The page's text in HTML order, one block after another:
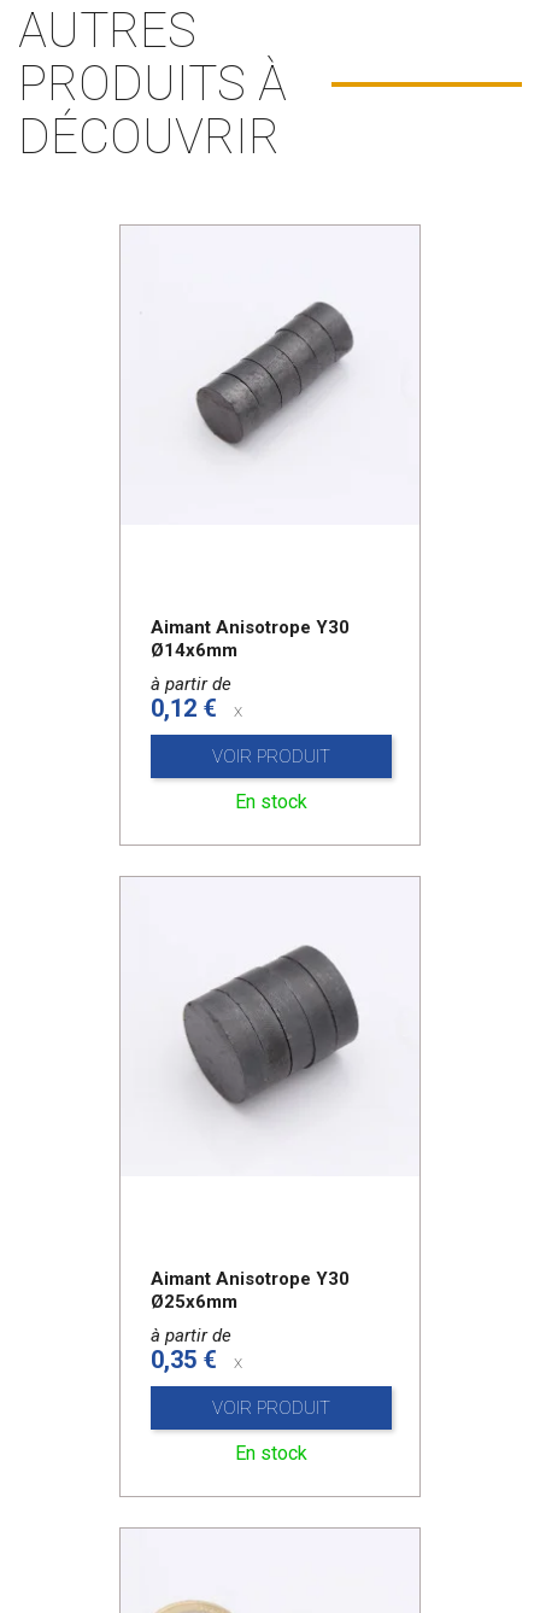
AUTRES
PRODUITS À
DÉCOUVRIR
Aimant Anisotrope Y30
Ø14x6mm
à partir de
0,12 € x
VOIR PRODUIT
En stock
Aimant Anisotrope Y30
Ø25x6mm
à partir de
0,35 € x
VOIR PRODUIT
En stock